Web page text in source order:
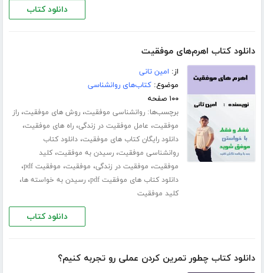
دانلود کتاب
دانلود کتاب اهرم‌های موفقیت
از: امین تانی
موضوع:کتاب‌های روانشناسی
۱۰۰ صفحه
برچسب‌ها:روانشناسی موفقیت،روش های موفقیت،راز
موفقیت، عامل موفقیت در زندگی،راه های موفقیت،
دانلود رایگان کتاب های موفقیت،دانلود کتاب
روانشناسی موفقیت،رسیدن به موفقیت،کلید
موفقیت، موفقیت در زندگی، موفقیت، موفقیت pdf ،
دانلود کتاب های موفقیت pdf ،رسیدن به خواسته ها،
کلید موفقیت
دانلود کتاب
دانلود کتاب چطور تمرین کردن عملی رو تجربه کنیم؟